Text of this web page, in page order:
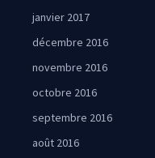
janvier 2017
décembre 2016
novembre 2016
octobre 2016
septembre 2016
août 2016